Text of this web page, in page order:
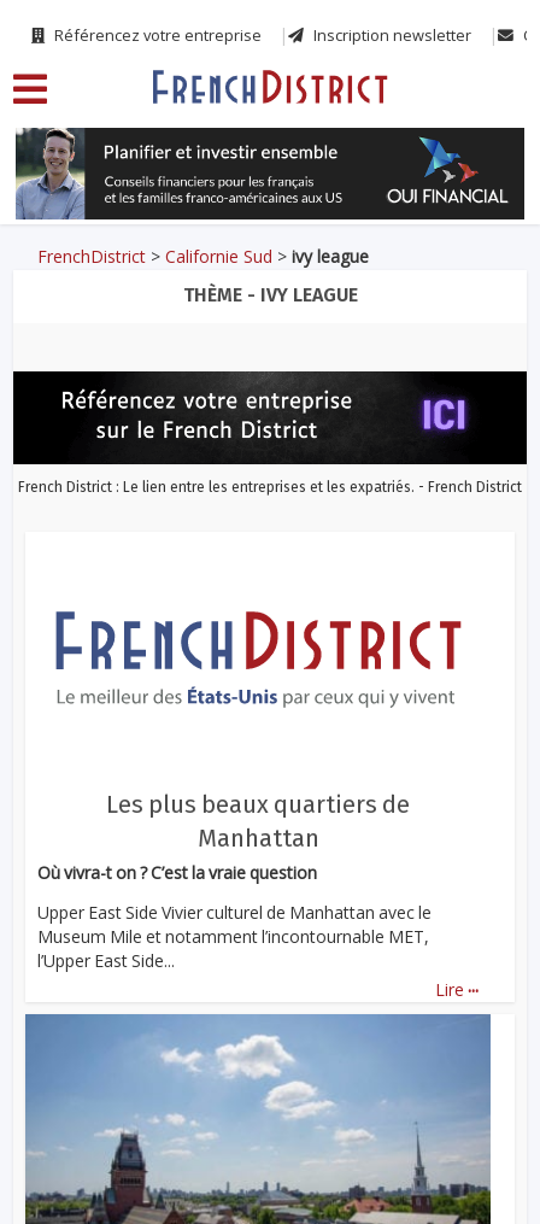
Référencez votre entreprise Inscription newsletter
FrenchDistrict >Californie Sud >ivy league
THÈME - IVY LEAGUE
French District : Le lien entre les entreprises et les expatriés. - French District
Les plus beaux quartiers de
Manhattan
Où vivra-t on ? C’est la vraie question
Upper East Side Vivier culturel de Manhattan avec le
Museum Mile et notamment l’incontournable MET,
l’Upper East Side...
Lire ...